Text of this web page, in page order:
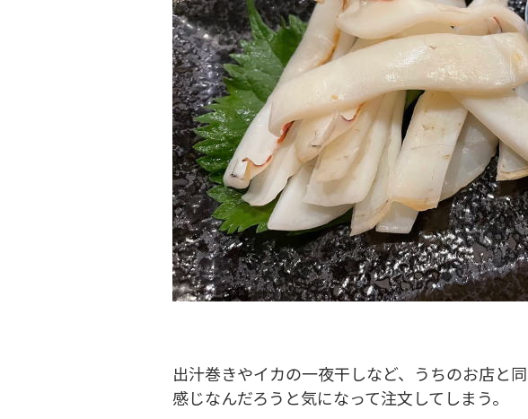
出汁巻きやイカの一夜干しなど、うちのお店と
感じなんだろうと気になって注文してしまう。